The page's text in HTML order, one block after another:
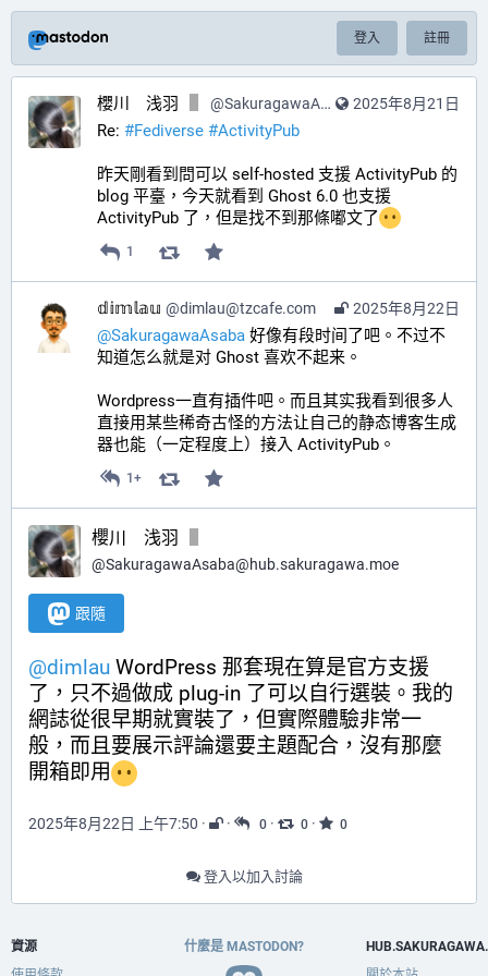
登入 註冊
2025年8月21日
櫻川 浅羽 @SakuragawaAsaba@hub.sakuragawa.moe
Re: #Fediverse #ActivityPub
昨天剛看到問可以 self-hosted 支援 ActivityPub 的
blog 平臺，今天就看到 Ghost 6.0 也支援
ActivityPub 了，但是找不到那條嘟文了
1
2025年8月22日
𝕕𝕚𝕞𝕝𝕒𝕦 @dimlau@tzcafe.com
@SakuragawaAsaba 好像有段时间了吧。不过不
知道怎么就是对 Ghost 喜欢不起来。
Wordpress一直有插件吧。而且其实我看到很多人
直接用某些稀奇古怪的方法让自己的静态博客生成
器也能（一定程度上）接入 ActivityPub。
1+
櫻川 浅羽
@SakuragawaAsaba@hub.sakuragawa.moe
跟隨
@dimlau WordPress 那套現在算是官方支援
了，只不過做成 plug-in 了可以自行選裝。我的
網誌從很早期就實裝了，但實際體驗非常一
般，而且要展示評論還要主題配合，沒有那麼
開箱即用
2025年8月22日 上午7:50 · · 0 · 0 · 0
登入以加入討論
資源
什麼是 MASTODON?